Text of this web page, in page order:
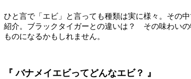
ひと言で「エビ」と言っても種類は実に様々。その
紹介。ブラックタイガーとの違いは？ その味わい
ものになるかもしれません。
『 バナメイエビってどんなエビ？ 』